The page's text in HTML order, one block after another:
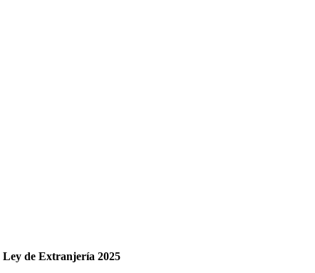
Ley de Extranjería 2025